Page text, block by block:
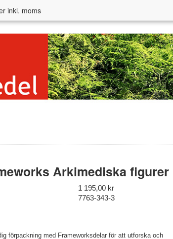
inkl. moms
Arkimediska figurer
1 195,00 kr
7763-343-3
förpackning med Frameworksdelar för att utforska och